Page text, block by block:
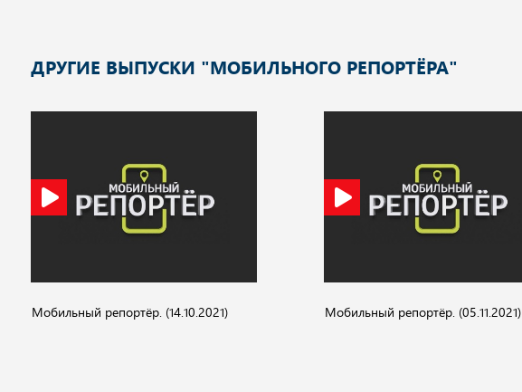
ДРУГИЕ ВЫПУСКИ "МОБИЛЬНОГО РЕПОРТЁРА"
Мобильный репортёр. (14.10.2021) Мобильный репортёр. (05.11.2021)